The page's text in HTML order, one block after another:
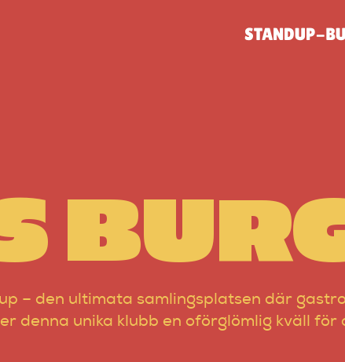
STANDUP-
– den ultimata samlingsplatsen där
denna unika klubb en oförglömlig kväll